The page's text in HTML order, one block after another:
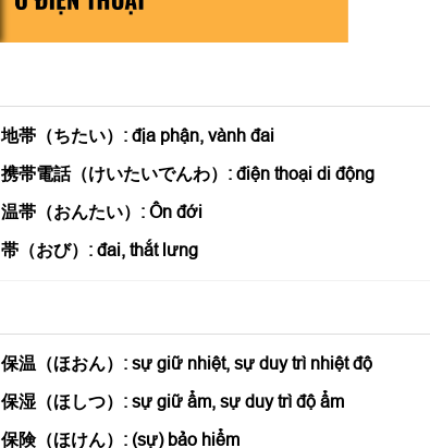
地帯（ちたい）: địa phận, vành đai
携帯電話（けいたいでんわ）: điện thoại di động
温帯（おんたい）: Ôn đới
帯（おび）: đai, thắt lưng
保温（ほおん）: sự giữ nhiệt, sự duy trì nhiệt độ
保湿（ほしつ）: sự giữ ẩm, sự duy trì độ ẩm
保険（ほけん）: (sự) bảo hiểm